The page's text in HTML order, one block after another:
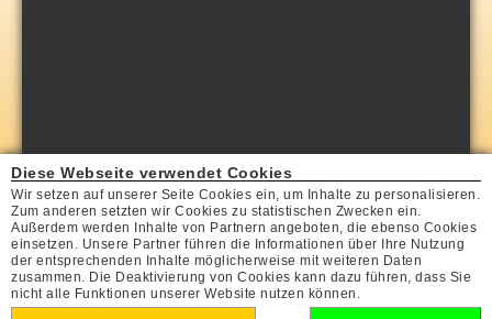
Diese Webseite verwendet Cookies
Wir setzen auf unserer Seite Cookies ein, um Inhalte zu personalisieren.
Zum anderen setzten wir Cookies zu statistischen Zwecken ein.
Außerdem werden Inhalte von Partnern angeboten, die ebenso Cookies
einsetzen. Unsere Partner führen die Informationen über Ihre Nutzung
der entsprechenden Inhalte möglicherweise mit weiteren Daten
zusammen. Die Deaktivierung von Cookies kann dazu führen, dass Sie
nicht alle Funktionen unserer Website nutzen können.